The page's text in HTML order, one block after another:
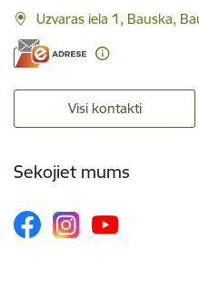
Uzvaras iela 1, Bauska,
Visi kontakti
Sekojiet mums